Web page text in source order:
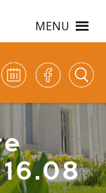
MENU